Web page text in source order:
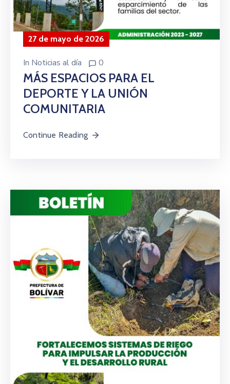
27 de mayo de 2026
In Noticias al día 0
MÁS ESPACIOS PARA EL
DEPORTE Y LA UNIÓN
COMUNITARIA
Continue Reading